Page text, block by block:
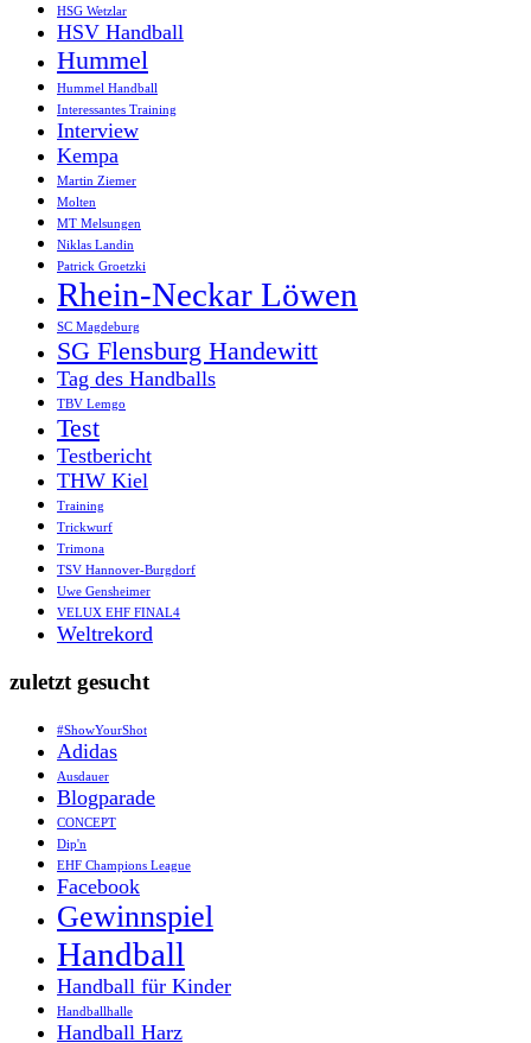
HSG Wetzlar
HSV Handball
Hummel
Hummel Handball
Interessantes Training
Interview
Kempa
Martin Ziemer
Molten
MT Melsungen
Niklas Landin
Patrick Groetzki
Rhein-Neckar Löwen
SC Magdeburg
SG Flensburg Handewitt
Tag des Handballs
TBV Lemgo
Test
Testbericht
THW Kiel
Training
Trickwurf
Trimona
TSV Hannover-Burgdorf
Uwe Gensheimer
VELUX EHF FINAL4
Weltrekord
zuletzt gesucht
#ShowYourShot
Adidas
Ausdauer
Blogparade
CONCEPT
Dip'n
EHF Champions League
Facebook
Gewinnspiel
Handball
Handball für Kinder
Handballhalle
Handball Harz